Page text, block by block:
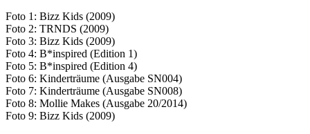
Foto 1: Bizz Kids (2009)
Foto 2: TRNDS (2009)
Foto 3: Bizz Kids (2009)
Foto 4: B*inspired (Edition 1)
Foto 5: B*inspired (Edition 4)
Foto 6: Kinderträume (Ausgabe SN004)
Foto 7: Kinderträume (Ausgabe SN008)
Foto 8: Mollie Makes (Ausgabe 20/2014)
Foto 9: Bizz Kids (2009)